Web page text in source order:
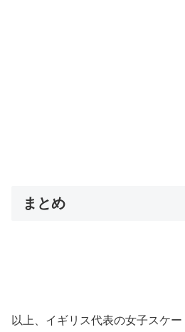
まとめ
以上、イギリス代表の女子スケー